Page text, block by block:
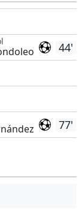
44'
77'